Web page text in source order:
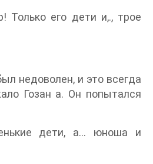
Только его дети и,., трое
недоволен, и это всегда
Гозан а. Он попытался
дети, а... юноша и